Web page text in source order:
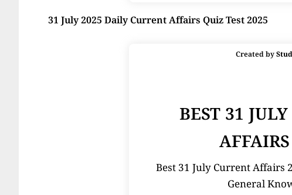
31 July 2025 Daily Current Affairs Quiz Test 2025
Created by
BEST 31
Best 31 July Current Affairs
General